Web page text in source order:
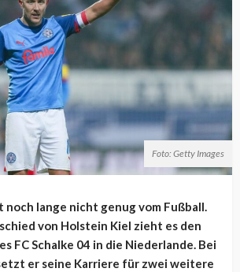
Foto: Getty Images
noch lange nicht genug vom Fußball.
von Holstein Kiel zieht es den
FC Schalke 04 in die Niederlande. Bei
er seine Karriere für zwei weitere